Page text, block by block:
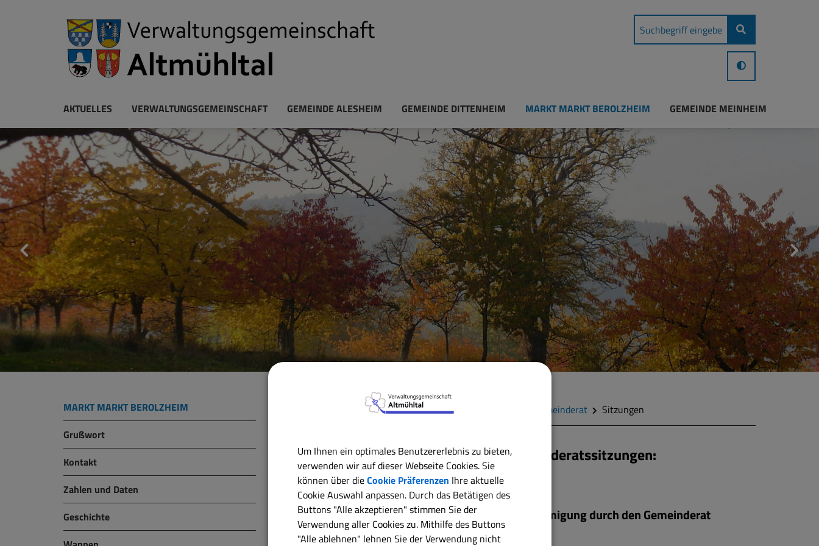
AKTUELLES VERWALTUNGSGEMEINSCHAFT GEMEINDE ALESHEIM GEMEINDE DITTENHEIM MARKT MARKT BEROLZHEIM GEMEINDE MEINHEIM
MARKT MARKT BEROLZHEIM
Grußwort
Kontakt
Zahlen und Daten
Geschichte
Verwaltungsgemeinschaft Markt Markt Berolzheim Gemeinderat Sitzungen
Hier finden Sie die Protokolle der Gemeinderatssitzungen:
Bürgerinformationssystem
(Hinweis: Die Protokolle werden erst nach Genehmigung durch den Gemeinderat
veröffentlicht!)
Um Ihnen ein optimales Benutzererlebnis zu bieten,
verwenden wir auf dieser Webseite Cookies. Sie
können über dieCookie Präferenzen Ihre aktuelle
Cookie Auswahl anpassen. Durch das Betätigen des
Buttons "Alle akzeptieren" stimmen Sie der
Verwendung aller Cookies zu. Mithilfe des Buttons
"Alle ablehnen" lehnen Sie der Verwendung nicht